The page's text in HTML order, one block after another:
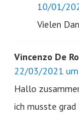
10/01/
Vielen
Vincenzo De
22/03/2021
Hallo
ich musste